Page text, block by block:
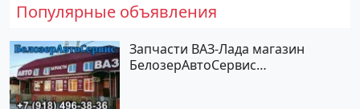
Популярные объявления
Запчасти ВАЗ-Лада магазин
БелозерАвтоСервис